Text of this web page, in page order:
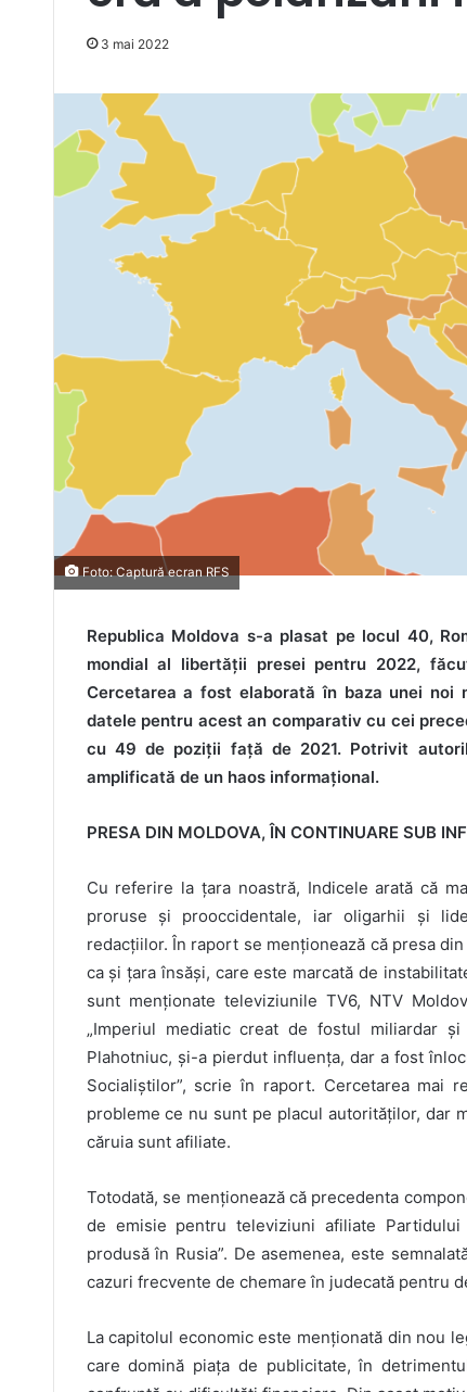
3 mai 2022
Foto: Captură ecran RFS
Republica Moldova s-a plasat pe locul 40,
mondial al libertății presei pentru 2022,
Cercetarea a fost elaborată în baza unei noi
datele pentru acest an comparativ cu cei
cu 49 de poziții față de 2021. Potrivit
amplificată de un haos informațional.
PRESA DIN MOLDOVA, ÎN CONTINUARE SUB
Cu referire la țara noastră, Indicele arată că
proruse și prooccidentale, iar oligarhii și
redacțiilor. În raport se menționează că presa
ca și țara însăși, care este marcată de
sunt menționate televiziunile TV6, NTV
„Imperiul mediatic creat de fostul miliardar
Plahotniuc, și-a pierdut influența, dar a fost
Socialiștilor”, scrie în raport. Cercetarea mai
probleme ce nu sunt pe placul autorităților, dar
căruia sunt afiliate.
Totodată, se menționează că precedenta
de emisie pentru televiziuni afiliate
produsă în Rusia”. De asemenea, este
cazuri frecvente de chemare în judecată pentru
La capitolul economic este menționată din nou
care domină piața de publicitate, în